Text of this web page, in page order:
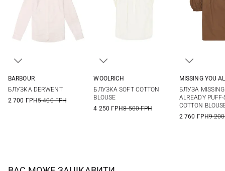
BARBOUR
БЛУЗКА DERWENT
2 700 ГРН5 400 ГРН
WOOLRICH
БЛУЗКА SOFT COTTON
BLOUSE
4 250 ГРН8 500 ГРН
MISSING YOU
БЛУЗА MISSING
ALREADY PUFF-
COTTON
2 760 ГРН9